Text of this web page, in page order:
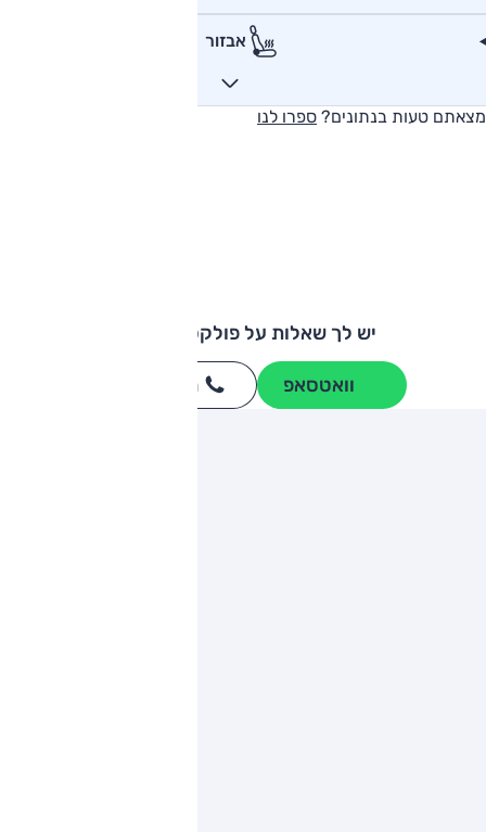
אבזור
מצאתם טעות בנתונים? ספרו לנו
יש לך שאלות על פולקסווגן גולף?
וואטסאפ חייגו